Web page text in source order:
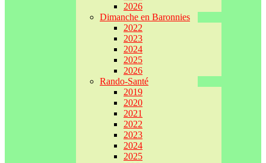
2026
Dimanche en Baronnies
2022
2023
2024
2025
2026
Rando-Santé
2019
2020
2021
2022
2023
2024
2025